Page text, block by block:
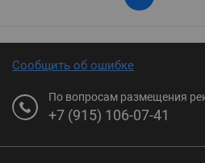
Сообщить об ошибке
По вопросам размещения
+7 (915) 106-07-41